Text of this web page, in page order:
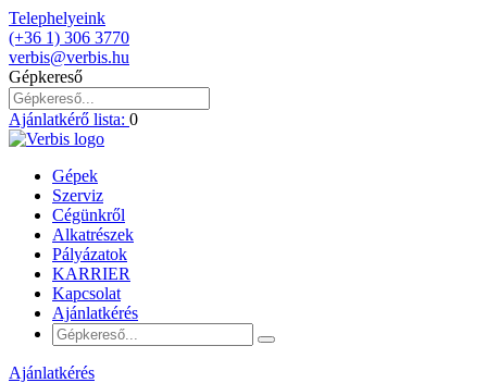
Telephelyeink
(+36 1) 306 3770
verbis@verbis.hu
Gépkereső
Ajánlatkérő lista: 0
Gépek
Szerviz
Cégünkről
Alkatrészek
Pályázatok
KARRIER
Kapcsolat
Ajánlatkérés
Ajánlatkérés